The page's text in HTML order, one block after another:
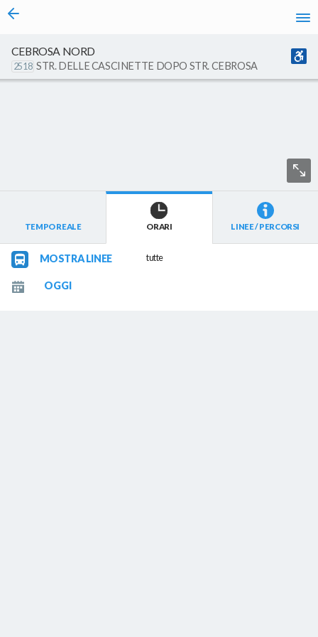
vai al contenuto
Caricamento in corso...